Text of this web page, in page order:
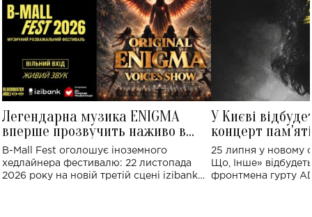
Легендарна музика ENIGMA
вперше прозвучить наживо в
Україні: де відбудеться концерт
B-Mall Fest оголошує іноземного
хедлайнера фестивалю: 22 листопада
2026 року на новій третій сцені izibank
У Києві
концерт
Клименка:
виконають
25 липня у новому
Що, Інше»
фронтмена гурту